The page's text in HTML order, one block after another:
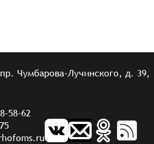
Чумбарова-Лучинского, д. 39,
58-62